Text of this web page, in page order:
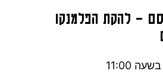
– להקת הפלמנקו
בשעה 11:00